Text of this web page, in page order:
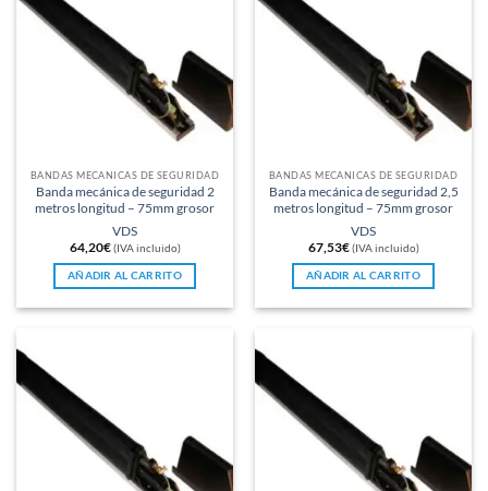
BANDAS MECÁNICAS DE SEGURIDAD
Banda mecánica de seguridad 2
metros longitud – 75mm grosor
VDS
64,20€ (IVA incluido)
AÑADIR AL CARRITO
BANDAS MECÁNICAS DE SEGURIDAD
Banda mecánica de seguridad 2,5
metros longitud – 75mm grosor
VDS
67,53€ (IVA incluido)
AÑADIR AL CARRITO